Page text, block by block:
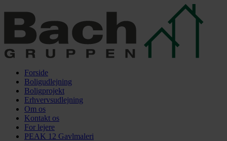
indhold
Forside
Boligudlejning
Boligprojekt
Erhvervsudlejning
Om os
Kontakt os
For lejere
PEAK 12 Gavlmaleri